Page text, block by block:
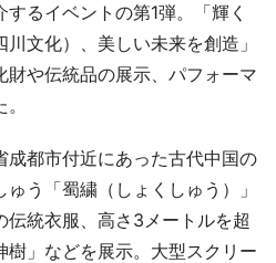
るイベントの第1弾。「輝く
文化）、美しい未来を創造」
財や伝統品の展示、パフォーマ
都市付近にあった古代中国の
う「蜀繍（しょくしゅう）」
統衣服、高さ3メートルを超
樹」などを展示。大型スクリー